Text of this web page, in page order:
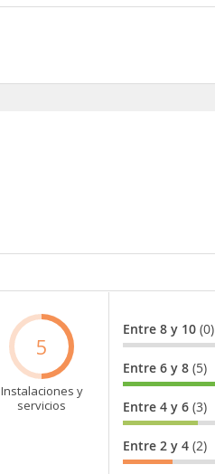
5
Instalaciones y
servicios
Entre 8 y 10 (0)
Entre 6 y 8 (5)
Entre 4 y 6 (3)
Entre 2 y 4 (2)